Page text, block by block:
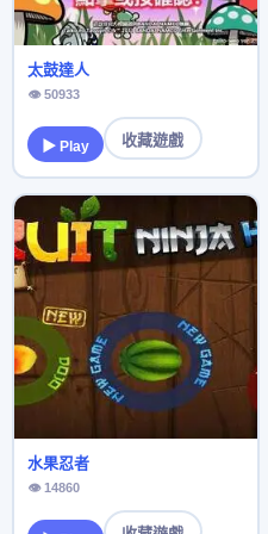
太鼓達人
👁 50933
▶ Play 收藏遊戲
水果忍者
👁 14860